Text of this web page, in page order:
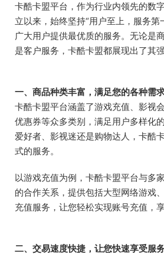
卡酷卡盟平台，作为行业内领先的数
立以来，始终坚持“用户至上，服务第
广大用户提供最优质的服务。无论是
是客户服务，卡酷卡盟都展现出了其
一、商品种类丰富，满足您的各种需
卡酷卡盟平台涵盖了游戏充值、影视
优惠券等众多类别，满足用户多样化
爱好者、影视迷还是购物达人，卡酷
式的服务。
以游戏充值为例，卡酷卡盟平台与多
的合作关系，提供包括大型网络游戏
充值服务，让您轻松实现账号充值，
二、交易速度快捷，让您快速享受服